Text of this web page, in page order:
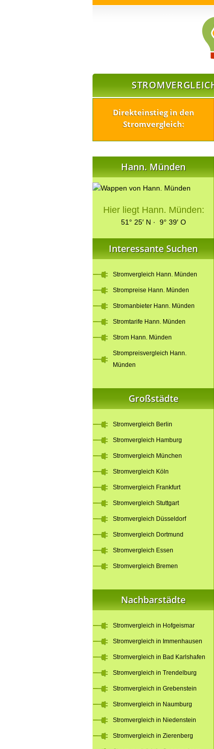
Direkteinstieg in den
Stromvergleich:
Hann. Münden
Hier liegt Hann. Münden:
51° 25′ N · 9° 39′ O
Interessante Suchen
Stromvergleich Hann. Münden
Strompreise Hann. Münden
Stromanbieter Hann. Münden
Stromtarife Hann. Münden
Strom Hann. Münden
Strompreisvergleich Hann.
Münden
Großstädte
Stromvergleich Berlin
Stromvergleich Hamburg
Stromvergleich München
Stromvergleich Köln
Stromvergleich Frankfurt
Stromvergleich Stuttgart
Stromvergleich Düsseldorf
Stromvergleich Dortmund
Stromvergleich Essen
Stromvergleich Bremen
Nachbarstädte
Stromvergleich in Hofgeismar
Stromvergleich in Immenhausen
Stromvergleich in Bad Karlshafen
Stromvergleich in Trendelburg
Stromvergleich in Grebenstein
Stromvergleich in Naumburg
Stromvergleich in Niedenstein
Stromvergleich in Zierenberg